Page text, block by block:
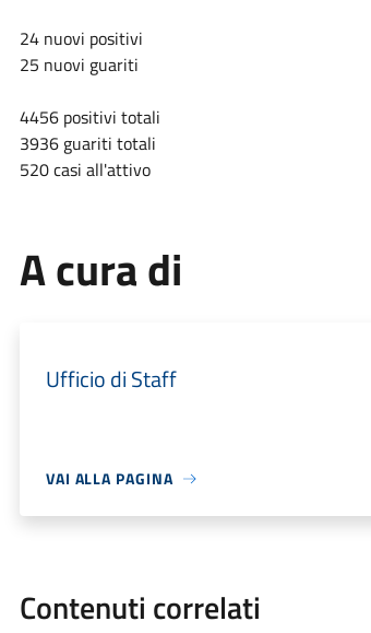
24 nuovi positivi
25 nuovi guariti
4456 positivi totali
3936 guariti totali
520 casi all'attivo
A cura di
Ufficio di Staff
VAI ALLA PAGINA
Contenuti correlati